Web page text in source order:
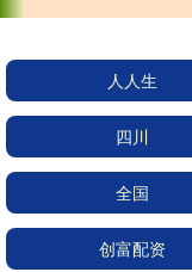
人人生
四川
全国
创富配资